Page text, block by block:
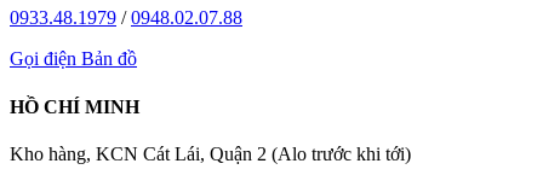
0933.48.1979 /0948.02.07.88
Gọi điện Bản đồ
HỒ CHÍ MINH
Kho hàng, KCN Cát Lái, Quận 2 (Alo trước khi tới)